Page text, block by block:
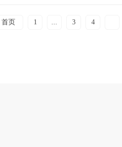
首页 1 ... 3 4